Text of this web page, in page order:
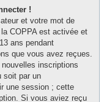
!
et votre mot de
COPPA est activée et
ans pendant
que vous avez reçues.
inscriptions
soit par un
une session ; cette
Si vous aviez reçu